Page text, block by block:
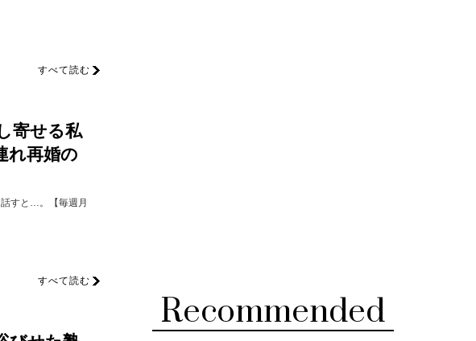
すべて読む
寄せる私
れ再婚の
すと…。【毎週月
すべて読む
Recommended